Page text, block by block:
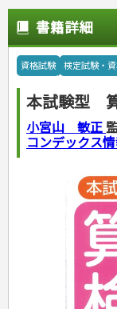
スポーツ
スポーツルール
野球
ゴルフ
ジュニアスポ
その他スポ
自然・アウトド
アウトドア
犬・猫
園芸・野菜
雑学
娯楽・ゲーム・
ナンプレ
ゲーム・マ
家相・風水・
カルチャー・芸
音楽・楽器
趣味・鑑賞・
絵画・デッ
辞典
語学・旅行
運転免許
原付・二輪
普通免許
生活・暮らし
料理
料理・レシピ
各国料理
お弁当
健康メニュ
調理器具ク
飲み物・お酒
手芸・クラフト
ソーイング
クラフト
インテリア
収納・掃除・
美容・ファッシ
ダイエット・
メイク・ネ
着物・着つけ
冠婚葬祭・手紙
冠婚葬祭・
手紙・ペン字
妊娠・出産・育
妊娠・出産
健康と保育
家庭医学・健康
ツボ・マッサ
家庭医学・
健康知識
栄養事典
看護・介護
看護一般
介護一般
保育・教育
パネルシア
指導マニュ
こどもの本
児童一般
おりがみ・あ
なぞなぞ・
のりもの・
読み物・絵本
音と光のでる
学参・ドリル
夏休みドリル
学習・地図
自由研究・
えんぴつちょ
就職活動
就職活動
就職試験
資格試験
英語検定・
漢字検定・
簿記検定
看護・薬学
ケアマネジ
介護・社会福
司法書士・
経営・経済・法
マネー・株
ビジネス・
簿記・経理
その他ビジネ
自己啓発
自己啓発
ビジネス読
旅行・歴史
国内・海外旅行
国外旅行
国内旅行
散歩・グルメ
地理・地図
成美文庫
その他文庫
ダイアリー
ダイアリー
プラチナダ
書籍詳細
資格試験 検定試験・
本試験型
小宮山 敏正
コンデックス